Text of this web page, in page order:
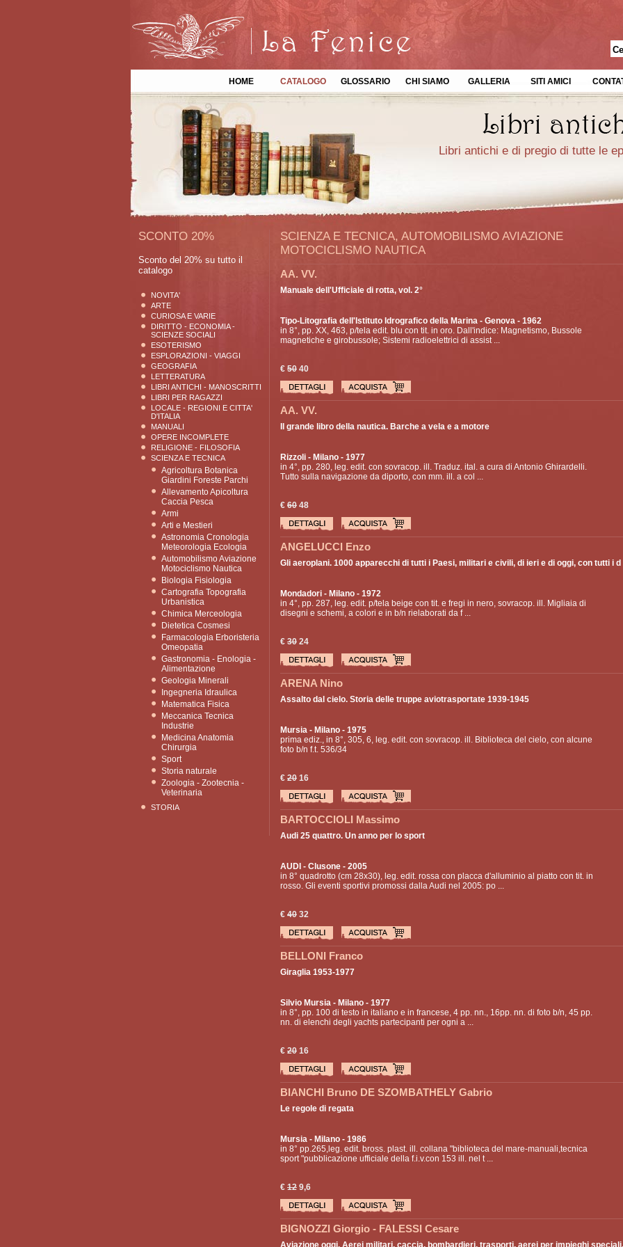
HOME CATALOGO GLOSSARIO CHI SIAMO GALLERIA SITI AMICI
Libri antichi e di pregio di tutte le
SCONTO 20%
Sconto del 20% su tutto il
catalogo
NOVITA'
ARTE
CURIOSA E VARIE
DIRITTO - ECONOMIA -
SCIENZE SOCIALI
ESOTERISMO
ESPLORAZIONI - VIAGGI
GEOGRAFIA
LETTERATURA
LIBRI ANTICHI - MANOSCRITTI
LIBRI PER RAGAZZI
LOCALE - REGIONI E CITTA'
D'ITALIA
MANUALI
OPERE INCOMPLETE
RELIGIONE - FILOSOFIA
SCIENZA E TECNICA
Agricoltura Botanica
Giardini Foreste Parchi
Allevamento Apicoltura
Caccia Pesca
Armi
Arti e Mestieri
Astronomia Cronologia
Meteorologia Ecologia
Automobilismo Aviazione
Motociclismo Nautica
Biologia Fisiologia
Cartografia Topografia
Urbanistica
Chimica Merceologia
Dietetica Cosmesi
Farmacologia Erboristeria
Omeopatia
Gastronomia - Enologia -
Alimentazione
Geologia Minerali
Ingegneria Idraulica
Matematica Fisica
Meccanica Tecnica
Industrie
Medicina Anatomia
Chirurgia
Sport
Storia naturale
Zoologia - Zootecnia -
Veterinaria
STORIA
SCIENZA E TECNICA, AUTOMOBILISMO AVIAZIONE
MOTOCICLISMO NAUTICA
AA. VV.
Manuale dell'Ufficiale di rotta, vol. 2°
Tipo-Litografia dell'Istituto Idrografico della Marina - Genova - 1962
in 8°, pp. XX, 463, p/tela edit. blu con tit. in oro. Dall'indice: Magnetismo, Bussole
magnetiche e girobussole; Sistemi radioelettrici di assist ...
€ 50 40
AA. VV.
Il grande libro della nautica. Barche a vela e a motore
Rizzoli - Milano - 1977
in 4°, pp. 280, leg. edit. con sovracop. ill. Traduz. ital. a cura di Antonio Ghirardelli.
Tutto sulla navigazione da diporto, con mm. ill. a col ...
€ 60 48
ANGELUCCI Enzo
Gli aeroplani. 1000 apparecchi di tutti i Paesi, militari e civili, di ieri e di oggi, con tutti i d
Mondadori - Milano - 1972
in 4°, pp. 287, leg. edit. p/tela beige con tit. e fregi in nero, sovracop. ill. Migliaia di
disegni e schemi, a colori e in b/n rielaborati da f ...
€ 30 24
ARENA Nino
Assalto dal cielo. Storia delle truppe aviotrasportate 1939-1945
Mursia - Milano - 1975
prima ediz., in 8°, 305, 6, leg. edit. con sovracop. ill. Biblioteca del cielo, con alcune
foto b/n f.t. 536/34
€ 20 16
BARTOCCIOLI Massimo
Audi 25 quattro. Un anno per lo sport
AUDI - Clusone - 2005
in 8° quadrotto (cm 28x30), leg. edit. rossa con placca d'alluminio al piatto con tit. in
rosso. Gli eventi sportivi promossi dalla Audi nel 2005: po ...
€ 40 32
BELLONI Franco
Giraglia 1953-1977
Silvio Mursia - Milano - 1977
in 8°, pp. 100 di testo in italiano e in francese, 4 pp. nn., 16pp. nn. di foto b/n, 45 pp.
nn. di elenchi degli yachts partecipanti per ogni a ...
€ 20 16
BIANCHI Bruno DE SZOMBATHELY Gabrio
Le regole di regata
Mursia - Milano - 1986
in 8° pp.265,leg. edit. bross. plast. ill. collana "biblioteca del mare-manuali,tecnica
sport "pubblicazione ufficiale della f.i.v.con 153 ill. nel t ...
€ 12 9,6
BIGNOZZI Giorgio - FALESSI Cesare
Aviazione oggi. Aerei militari, caccia, bombardieri, trasporti, aerei per impieghi speciali.